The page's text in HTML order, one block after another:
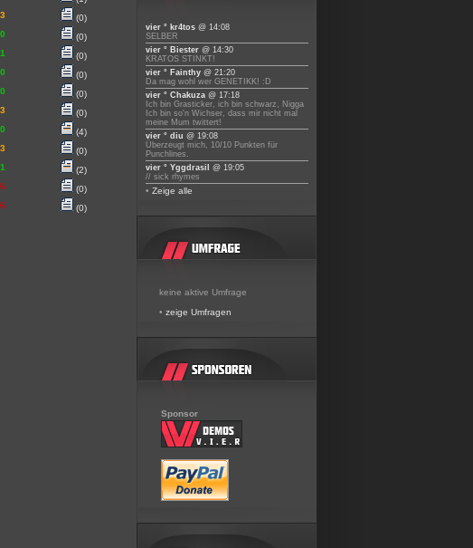
(0)
(0)
(0)
(0)
(0)
(0)
(4)
(0)
(2)
(0)
(0)
vier ° kr4tos @ 14:08
SELBER
vier ° Biester @ 14:30
KRATOS STINKT!
vier ° Fainthy @ 21:20
Da mag wohl wer GENETIKK! :D
vier ° Chakuza @ 17:18
Ich bin Grasticker, ich bin schwarz, Nigga
Ich bin so'n Wichser, dass mir nicht mal
meine Mum twittert!
vier ° diu @ 19:08
Überzeugt mich, 10/10 Punkten für
Punchlines.
vier ° Yggdrasil
@ 19:05
// sick rhymes
• Zeige alle
keine aktive Umfrage
• zeige Umfragen
Sponsor